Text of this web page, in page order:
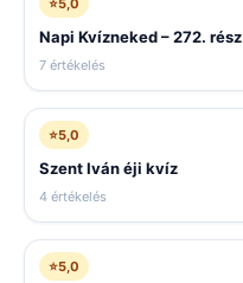
⭐5,0
Napi Kvízneked – 272. rész
7 értékelés
⭐5,0
Szent Iván éji kvíz
4 értékelés
⭐5,0